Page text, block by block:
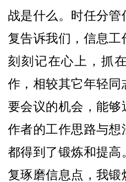
战是什么。时任分
复告诉我们，信息
刻刻记在心上，抓
作，相较其它年轻
要会议的机会，能
作者的工作思路与
都得到了锻炼和提
复琢磨信息点，我